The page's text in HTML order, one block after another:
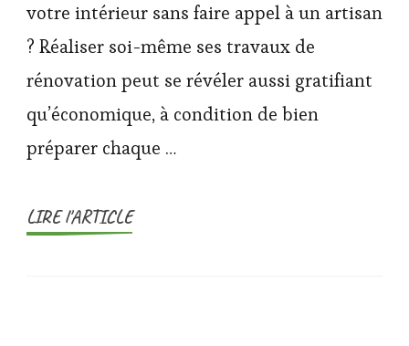
votre intérieur sans faire appel à un artisan
? Réaliser soi-même ses travaux de
rénovation peut se révéler aussi gratifiant
qu’économique, à condition de bien
préparer chaque …
LIRE l'ARTICLE